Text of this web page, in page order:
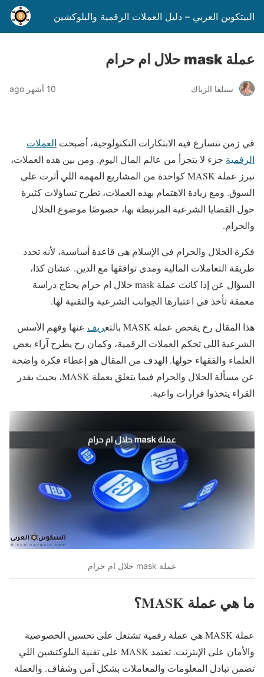
البيتكوين العربي – دليل العملات الرقمية والبلوكشين
عملة mask حلال ام حرام
سيلفا الزياك 10 أشهر ago
في زمن تتسارع فيه الابتكارات التكنولوجية، أصبحت العملات
الرقمية جزء لا يتجزأ من عالم المال اليوم. ومن بين هذه العملات،
تبرز عملة MASK كواحدة من المشاريع المهمة اللي أثرت على
السوق. ومع زيادة الاهتمام بهذه العملات، تطرح تساؤلات كثيرة
حول القضايا الشرعية المرتبطة بها، خصوصًا موضوع الحلال
والحرام.
فكرة الحلال والحرام في الإسلام هي قاعدة أساسية، لأنه تحدد
طريقة التعاملات المالية ومدى توافقها مع الدين. عشان كذا،
السؤال عن إذا كانت عملة mask حلال ام حرام يحتاج دراسة
معمقة تأخذ في اعتبارها الجوانب الشرعية والتقنية لها.
هذا المقال رح يفحص عملة MASK بالتع ريف عنها وفهم الأسس
الشرعية اللي تحكم العملات الرقمية، وكمان رح يطرح آراء بعض
العلماء والفقهاء حولها. الهدف من المقال هو إعطاء فكرة واضحة
عن مسألة الحلال والحرام فيما يتعلق بعملة MASK، بحيث يقدر
القراء يتخذوا قرارات واعية.
عملة mask حلال ام حرام
ما هي عملة MASK؟
عملة MASK هي عملة رقمية تشتغل على تحسين الخصوصية
والأمان على الإنترنت. تعتمد MASK على تقنية البلوكتشين اللي
تضمن تبادل المعلومات والمعاملات بشكل آمن وشفاف. والعملة